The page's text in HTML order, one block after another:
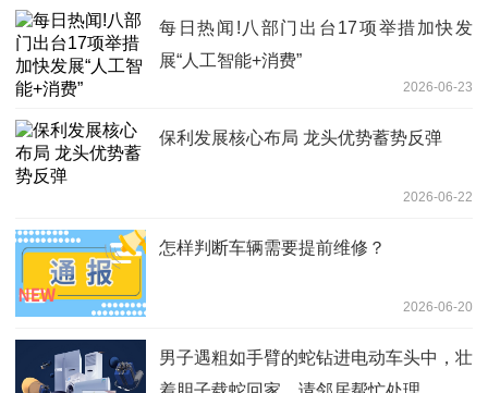
每日热闻!八部门出台17项举措加快发
展“人工智能+消费”
2026-06-23
保利发展核心布局 龙头优势蓄势反弹
2026-06-22
怎样判断车辆需要提前维修？
2026-06-20
男子遇粗如手臂的蛇钻进电动车头中，壮